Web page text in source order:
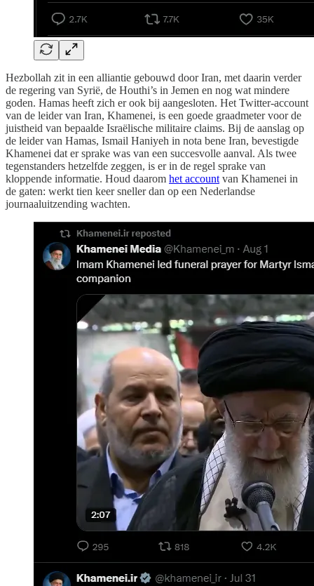
Hezbollah zit in een alliantie gebouwd door Iran, met daarin verder
de regering van Syrië, de Houthi’s in Jemen en nog wat mindere
goden. Hamas heeft zich er ook bij aangesloten. Het Twitter-account
van de leider van Iran, Khamenei, is een goede graadmeter voor de
juistheid van bepaalde Israëlische militaire claims. Bij de aanslag op
de leider van Hamas, Ismail Haniyeh in nota bene Iran, bevestigde
Khamenei dat er sprake was van een succesvolle aanval. Als twee
tegenstanders hetzelfde zeggen, is er in de regel sprake van
kloppende informatie. Houd daarom het account van Khamenei in
de gaten: werkt tien keer sneller dan op een Nederlandse
journaaluitzending wachten.